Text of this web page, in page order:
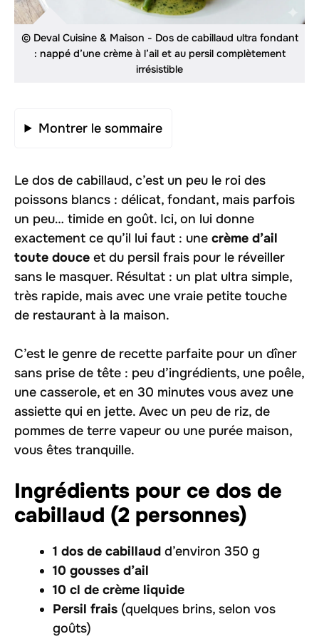
© Deval Cuisine & Maison - Dos de cabillaud ultra fondant
: nappé d’une crème à l’ail et au persil complètement
irrésistible
Montrer le sommaire
Le dos de cabillaud, c’est un peu le roi des
poissons blancs : délicat, fondant, mais parfois
un peu… timide en goût. Ici, on lui donne
exactement ce qu’il lui faut : une crème d’ail
toute douce et du persil frais pour le réveiller
sans le masquer. Résultat : un plat ultra simple,
très rapide, mais avec une vraie petite touche
de restaurant à la maison.
C’est le genre de recette parfaite pour un dîner
sans prise de tête : peu d’ingrédients, une poêle,
une casserole, et en 30 minutes vous avez une
assiette qui en jette. Avec un peu de riz, de
pommes de terre vapeur ou une purée maison,
vous êtes tranquille.
Ingrédients pour ce dos de
cabillaud (2 personnes)
1 dos de cabillaud d’environ 350 g
10 gousses d’ail
10 cl de crème liquide
Persil frais (quelques brins, selon vos
goûts)